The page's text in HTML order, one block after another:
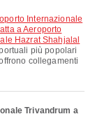
a Aeroporto
Hazrat Shahjalal
più popolari
collegamenti
Trivandrum a